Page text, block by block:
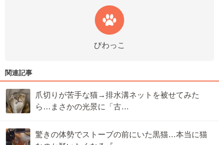
びわっこ
関連記事
爪切りが苦手な猫→排水溝ネットを被せてみた
ら…まさかの光景に「古…
驚きの体勢でストーブの前にいた黒猫…本当に猫